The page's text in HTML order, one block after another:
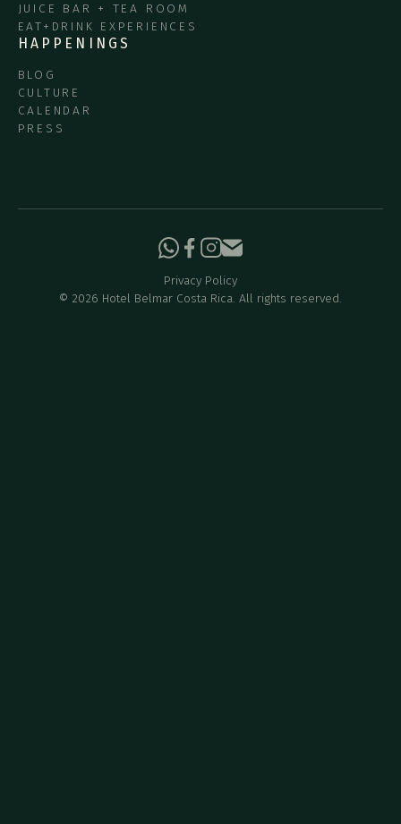
JUICE BAR + TEA ROOM
EAT+DRINK EXPERIENCES
HAPPENINGS
BLOG
CULTURE
CALENDAR
PRESS
© 2026 Hotel Belmar Costa Rica. All rights reserved.
Privacy Policy